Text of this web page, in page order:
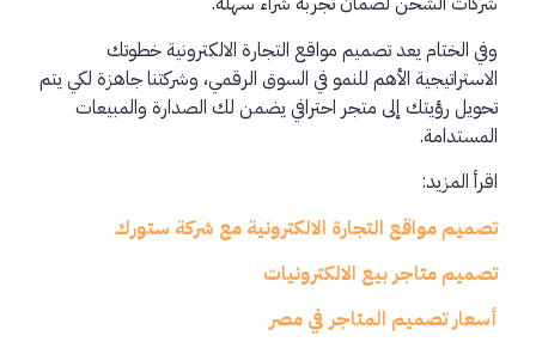
وفي الختام يعد تصميم مواقع التجارة الالكترونية خطوتك
الاستراتيجية الأهم للنمو في السوق الرقمي، وشركتنا جاهزة لكي يتم
تحويل رؤيتك إلى متجر احترافي يضمن لك الصدارة والمبيعات
المستدامة.
اقرأ المزيد:
تصميم مواقع التجارة الالكترونية مع شركة ستورك
تصميم متاجر بيع الالكترونيات
أسعار تصميم المتاجر في مصر